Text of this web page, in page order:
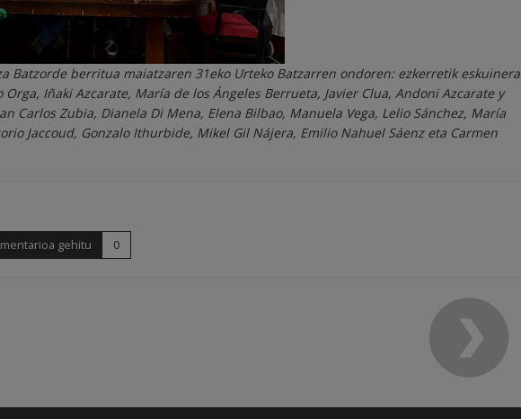
Batzorde berritua maiatzaren 31eko Urteko Batzarren ondoren: ezkerretik eskuinera
Iñaki Azcarate, María de los Ángeles Berrueta, Javier Clua, Andoni Azcarate y
Carlos Zubia, Dianela Di Mena, Elena Bilbao, Manuela Vega, Lelio Sánchez, María
Jaccoud, Gonzalo Ithurbide, Mikel Gil Nájera, Emilio Nahuel Sáenz eta Carmen
gehitu 0